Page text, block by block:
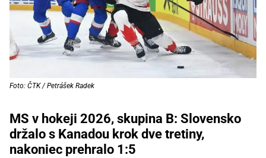
Foto: ČTK / Petrášek Radek
MS v hokeji 2026, skupina B: Slovensko
držalo s Kanadou krok dve tretiny,
nakoniec prehralo 1:5